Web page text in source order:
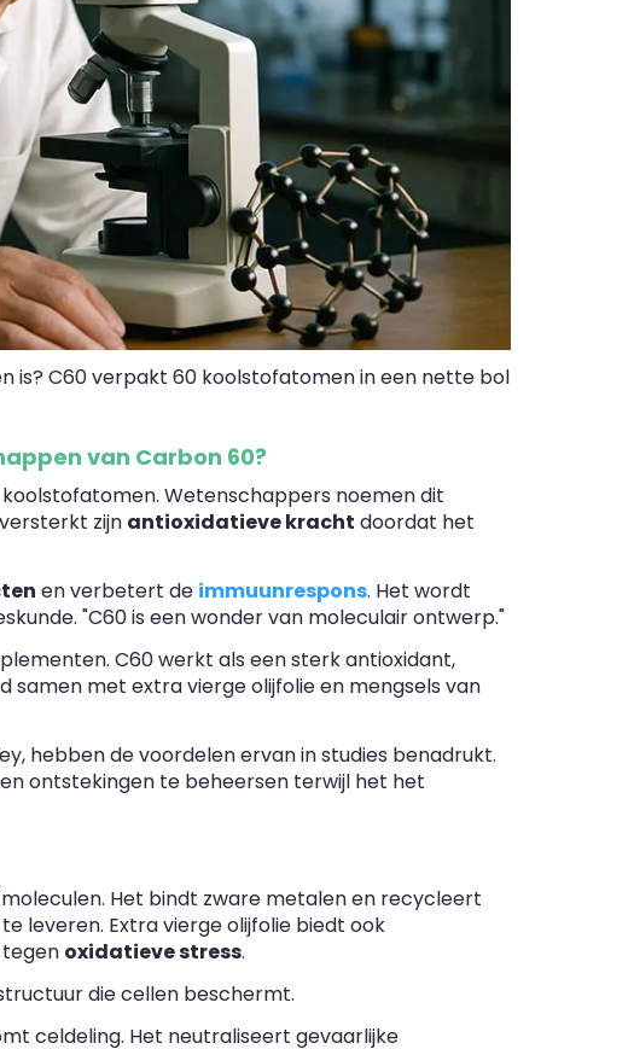
is? C60 verpakt 60 koolstofatomen in een nette bol
van Carbon 60?
Wetenschappers noemen dit
zijn antioxidatieve kracht doordat het
en verbetert de immuunrespons. Het wordt
"C60 is een wonder van moleculair ontwerp."
C60 werkt als een sterk antioxidant,
samen met extra vierge olijfolie en mengsels van
hebben de voordelen ervan in studies benadrukt.
ontstekingen te beheersen terwijl het het
Het bindt zware metalen en recycleert
te leveren. Extra vierge olijfolie biedt ook
tegen oxidatieve stress.
die cellen beschermt.
celdeling. Het neutraliseert gevaarlijke